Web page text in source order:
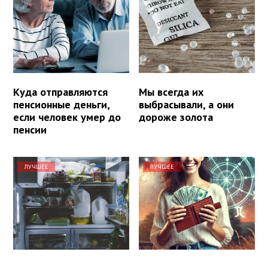
Куда отправляются
пенсионные деньги,
если человек умер до
пенсии
Мы всегда их
выбрасывали, а они
дороже золота
ЛУЧШЕЕ ЛУЧШЕЕ